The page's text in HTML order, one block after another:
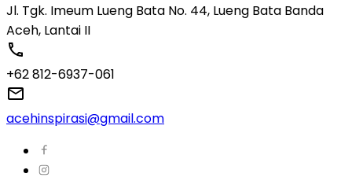
Jl. Tgk. Imeum Lueng Bata No. 44, Lueng Bata Banda
Aceh, Lantai II
+62 812-6937-061
acehinspirasi@gmail.com